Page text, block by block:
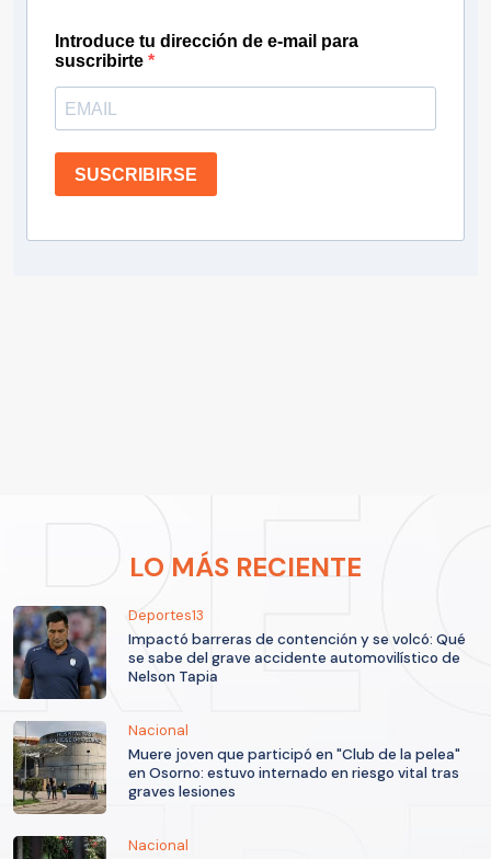
Introduce tu dirección de e-mail para
suscribirte
SUSCRIBIRSE
LO MÁS RECIENTE
Deportes13
Impactó barreras de contención y se volcó: Qué
se sabe del grave accidente automovilístico de
Nelson Tapia
Nacional
Muere joven que participó en "Club de la pelea"
en Osorno: estuvo internado en riesgo vital tras
graves lesiones
Nacional